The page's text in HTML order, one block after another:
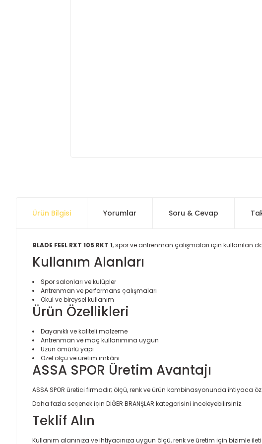
Ürün Bilgisi Yorumlar Soru & Cevap
BLADE FEEL RXT 105 RKT 1, spor ve antrenman çalışmaları için kullanılan
Kullanım Alanları
Spor salonları ve kulüpler
Antrenman ve performans çalışmaları
Okul ve bireysel kullanım
Ürün Özellikleri
Dayanıklı ve kaliteli malzeme
Antrenman ve maç kullanımına uygun
Uzun ömürlü yapı
Özel ölçü ve üretim imkânı
ASSA SPOR Üretim Avantajı
ASSA SPOR üretici firmadır; ölçü, renk ve ürün kombinasyonunda ihtiyaca
Daha fazla seçenek için DİĞER BRANŞLAR kategorisini inceleyebilirsiniz.
Teklif Alın
Kullanım alanınıza ve ihtiyacınıza uygun ölçü, renk ve üretim için bizimle